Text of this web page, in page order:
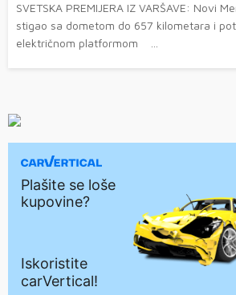
SVETSKA PREMIJERA IZ VARŠAVE: Novi
stigao sa dometom do 657 kilometara i
električnom platformom ...